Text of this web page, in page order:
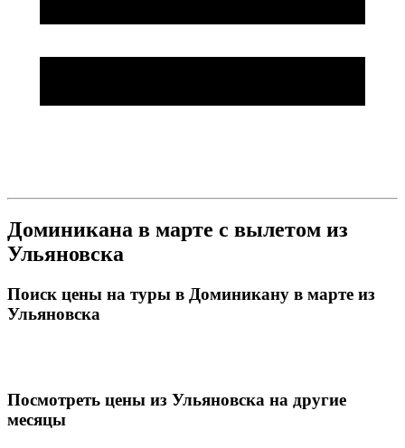
Доминикана в марте с вылетом из
Ульяновска
Поиск цены на туры в Доминикану в марте из
Ульяновска
Посмотреть цены из Ульяновска на другие
месяцы